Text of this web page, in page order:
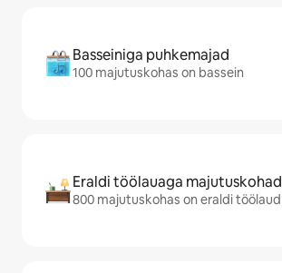
Basseiniga puhkemajad
100 majutuskohas on bassein
Eraldi töölauaga majutuskohad
800 majutuskohas on eraldi töölaud